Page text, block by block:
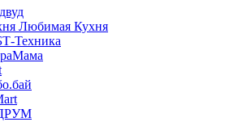
Любимая Кухня
Техника